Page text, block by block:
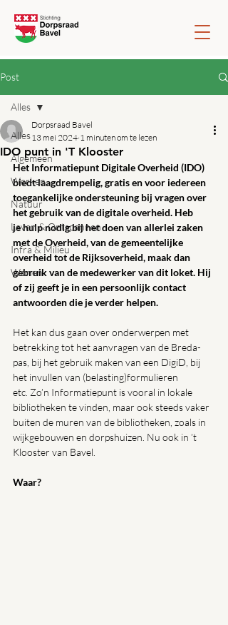
Post
Alles
Algemeen
Werken
Natuur
Leven & Ontspannen
Infra & Milieu
Wonen
Alles
IDO punt in 'T Klooster
Dorpsraad Bavel
13 mei 2024 1 minuten om te lezen
Het Informatiepunt Digitale Overheid (IDO)
biedt laagdrempelig, gratis en voor iedereen
toegankelijke ondersteuning bij vragen over
het gebruik van de digitale overheid. Heb
je hulp nodig bij het doen van allerlei zaken
met de Overheid, van de gemeentelijke
overheid tot de Rijksoverheid, maak dan
gebruik van de medewerker van dit loket. Hij
of zij geeft je in een persoonlijk contact
antwoorden die je verder helpen.
Het kan dus gaan over onderwerpen met
betrekking tot het aanvragen van de Breda-
pas, bij het gebruik maken van een DigiD, bij
het invullen van (belasting)formulieren
etc. Zo’n Informatiepunt is vooral in lokale
bibliotheken te vinden, maar ook steeds vaker
buiten de muren van de bibliotheken, zoals in
wijkgebouwen en dorpshuizen. Nu ook in ’t
Klooster van Bavel.
Waar?